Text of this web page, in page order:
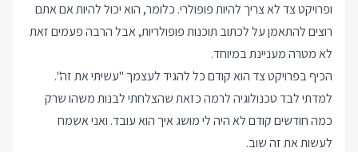
ופרויקט צד לא צריך להיות פופולרי. כלומר, הוא יכול להיות אם אתם
רוצים להתאמן על לכתוב תוכנות פופולריות, אבל הרבה פעמים זאת
לא מטרה מעניינת במיוחד.
הכיף בפרויקט צד הוא קודם כל להגיד לעצמך "עשיתי את זה".
למדתי לבד טכנולוגיה לרמה כזאת שהצלחתי לבנות משהו שרק
כמה חודשים קודם לא היה לי מושג איך הוא עובד. ואני אשמח
לעשות את זה שוב.